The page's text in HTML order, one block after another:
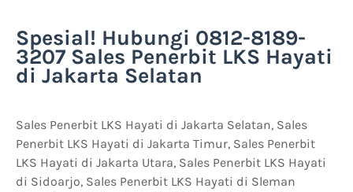
Spesial! Hubungi 0812-8189-
3207 Sales Penerbit LKS Hayati
di Jakarta Selatan
Sales Penerbit LKS Hayati di Jakarta Selatan, Sales
Penerbit LKS Hayati di Jakarta Timur, Sales Penerbit
LKS Hayati di Jakarta Utara, Sales Penerbit LKS Hayati
di Sidoarjo, Sales Penerbit LKS Hayati di Sleman